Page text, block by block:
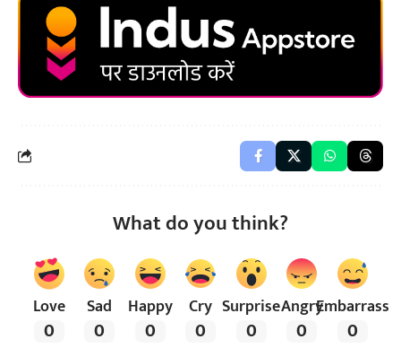
What do you think?
Love
0
Sad
0
Happy
0
Cry
0
Surprise
0
Angry
0
Embarrass
0